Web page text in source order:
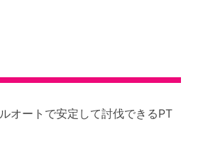
オートで安定して討伐できるPT